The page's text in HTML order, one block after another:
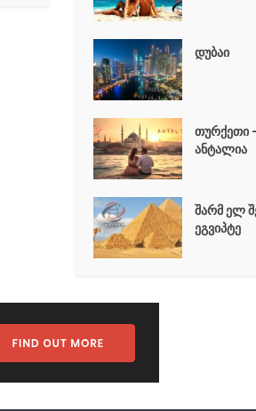
დუბაი
თურქეთი
ანტალია
შარმ ელ
ეგვიპტე